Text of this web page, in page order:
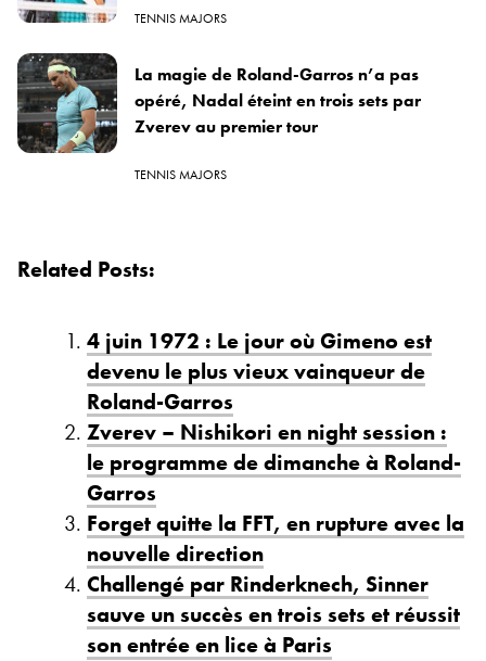
TENNIS MAJORS
La magie de Roland-Garros n’a pas
opéré, Nadal éteint en trois sets par
Zverev au premier tour
TENNIS MAJORS
Related Posts:
4 juin 1972 : Le jour où Gimeno est
devenu le plus vieux vainqueur de
Roland-Garros
Zverev – Nishikori en night session :
le programme de dimanche à Roland-
Garros
Forget quitte la FFT, en rupture avec la
nouvelle direction
Challengé par Rinderknech, Sinner
sauve un succès en trois sets et réussit
son entrée en lice à Paris